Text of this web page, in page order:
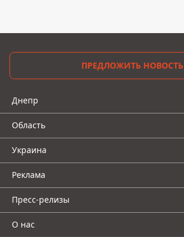
ПРЕДЛОЖИТЬ НОВОСТЬ
Днепр
Область
Украина
Реклама
Пресс-релизы
О нас